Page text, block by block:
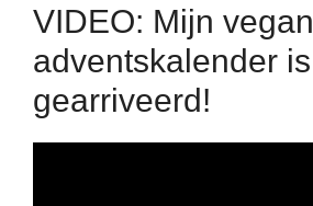
VIDEO: Mijn vegan
adventskalender is
gearriveerd!